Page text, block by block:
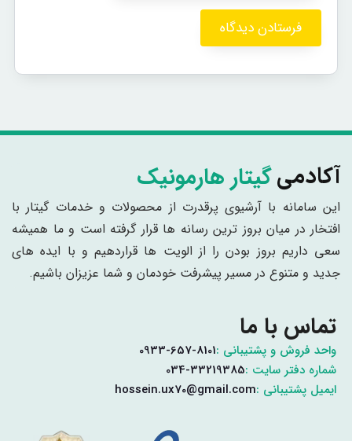
آکادمیگیتار هارمونیک
این سامانه با آرشیوی پرقدرت از محصولات و خدمات گیتار با
افتخار در میان بروز ترین رسانه ها قرار گرفته است و ما همیشه
سعی داریم بروز بودن را از الویت ها قراردهیم و با ایده های
جدید و متنوع در مسیر پیشرفت خودمان و شما عزیزان باشیم.
تماس با ما
واحد فروش و پشتیبانی :0933-657-8101
شماره دفتر سایت :034-33219385
ایمیل پشتیبانی :hossein.ux70@gmail.com